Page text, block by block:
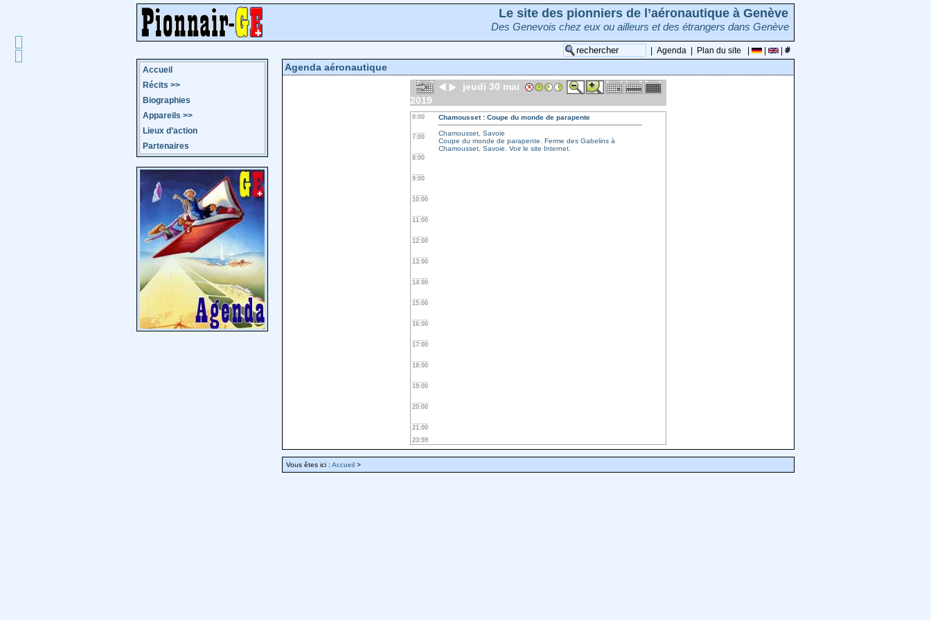
Le site des pionniers de l’aéronautique à Genève
Des Genevois chez eux ou ailleurs et des étrangers dans Genève
Agenda Plan du site
Accueil
Récits >>
Biographies
Appareils >>
Lieux d’action
Partenaires
Agenda aéronautique
jeudi 30 mai
2019
0:00
7:00
8:00
9:00
10:00
11:00
12:00
13:00
14:00
15:00
16:00
17:00
18:00
19:00
20:00
21:00
23:59
Chamousset : Coupe du monde de parapente
Chamousset, Savoie
Coupe du monde de parapente. Ferme des Gabelins à
Chamousset, Savoie. Voir le site Internet.
Vous êtes ici : Accueil >